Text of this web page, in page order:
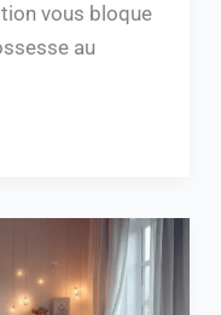
vous bloque
au